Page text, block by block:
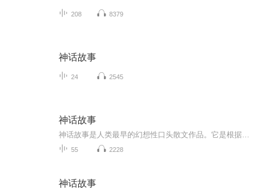
208 8379
神话故事
24 2545
神话故事
55 2228
神话故事